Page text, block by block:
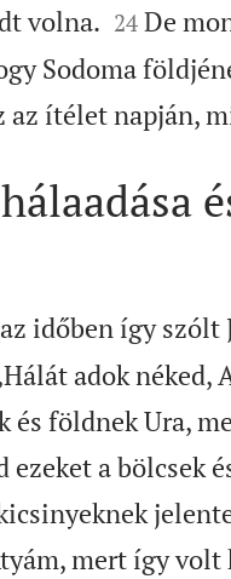
volna. 

24 De
Sodoma
az ítélet napján,
időben így szólt
adok néked,
és földnek Ura,
ezeket a bölcsek
mert így volt